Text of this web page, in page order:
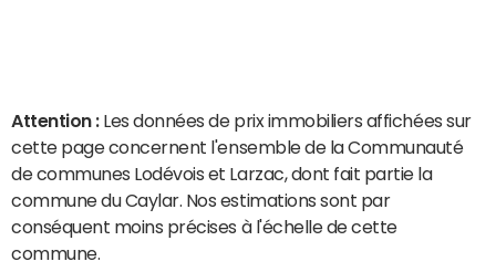
Attention : Les données de prix immobiliers affichées sur
cette page concernent l'ensemble de la Communauté
de communes Lodévois et Larzac, dont fait partie la
commune du Caylar. Nos estimations sont par
conséquent moins précises à l'échelle de cette
commune.